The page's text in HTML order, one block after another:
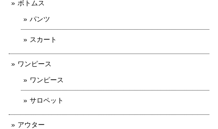
ボトムス
パンツ
スカート
ワンピース
ワンピース
サロペット
アウター